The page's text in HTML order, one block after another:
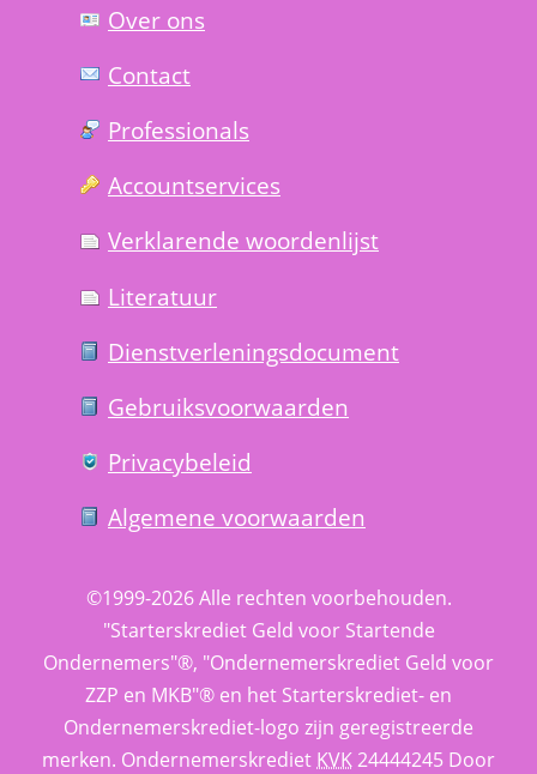
Over ons
Contact
Professionals
Account­services
Verklarende woorden­lijst
Literatuur
Dienst­verlenings­document
Gebruiks­voorwaarden
Privacy­beleid
Algemene voorwaarden
©1999-2026 Alle rechten voorbehouden.
"Starterskrediet Geld voor Startende
Ondernemers"®, "Ondernemerskrediet Geld voor
ZZP en MKB"® en het Starterskrediet- en
Ondernemerskrediet-logo zijn geregistreerde
merken. Ondernemerskrediet KVK 24444245 Door